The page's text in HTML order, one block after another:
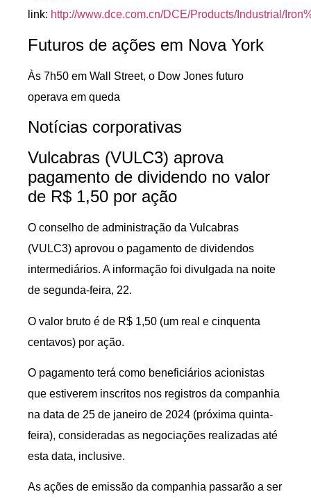
link: http://www.dce.com.cn/DCE/Products/Industrial/
Futuros de ações em Nova York
Às 7h50 em Wall Street, o Dow Jones futuro
operava em queda
Notícias corporativas
Vulcabras (VULC3) aprova
pagamento de dividendo no valor
de R$ 1,50 por ação
O conselho de administração da Vulcabras
(VULC3) aprovou o pagamento de dividendos
intermediários. A informação foi divulgada na noite
de segunda-feira, 22.
O valor bruto é de R$ 1,50 (um real e cinquenta
centavos) por ação.
O pagamento terá como beneficiários acionistas
que estiverem inscritos nos registros da companhia
na data de 25 de janeiro de 2024 (próxima quinta-
feira), consideradas as negociações realizadas até
esta data, inclusive.
As ações de emissão da companhia passarão a ser